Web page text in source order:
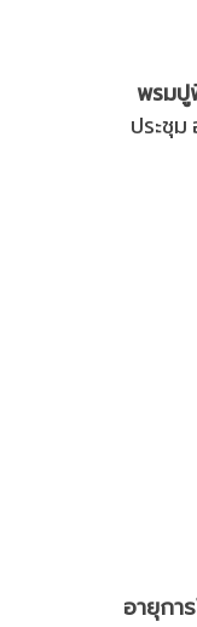
พรม
ประชุม
อายุกา